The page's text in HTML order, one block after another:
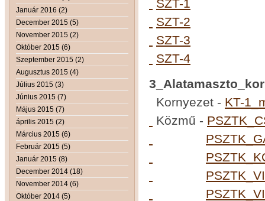
Január 2016 (2)
December 2015 (5)
November 2015 (2)
Október 2015 (6)
Szeptember 2015 (2)
Augusztus 2015 (4)
Július 2015 (3)
Június 2015 (7)
Május 2015 (7)
április 2015 (2)
Március 2015 (6)
Február 2015 (5)
Január 2015 (8)
December 2014 (18)
November 2014 (6)
Október 2014 (5)
SZT-1
SZT-2
SZT-3
SZT-4
Kornyezet - KT-
Közmű -